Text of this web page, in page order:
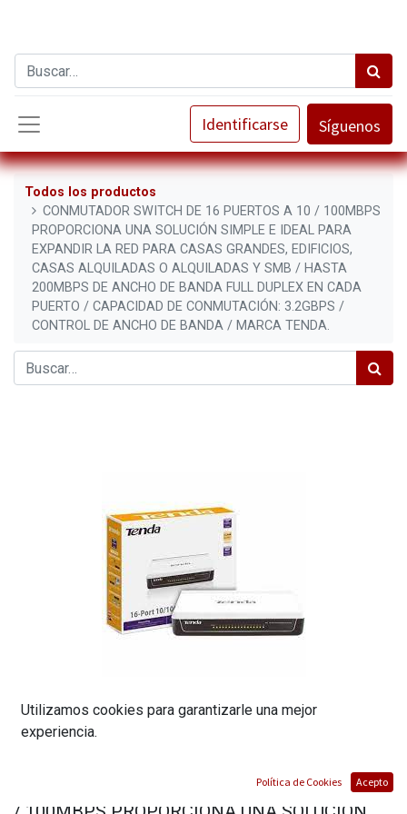
Identificarse Síguenos
Todos los productos
CONMUTADOR SWITCH DE 16 PUERTOS A 10 / 100MBPS
PROPORCIONA UNA SOLUCIÓN SIMPLE E IDEAL PARA
EXPANDIR LA RED PARA CASAS GRANDES, EDIFICIOS,
CASAS ALQUILADAS O ALQUILADAS Y SMB / HASTA
200MBPS DE ANCHO DE BANDA FULL DUPLEX EN CADA
PUERTO / CAPACIDAD DE CONMUTACIÓN: 3.2GBPS /
CONTROL DE ANCHO DE BANDA / MARCA TENDA.
CONMUTADOR SWITCH DE 16 PUERTOS A 10
Utilizamos cookies para garantizarle una mejor
experiencia.
Política de Cookies Acepto